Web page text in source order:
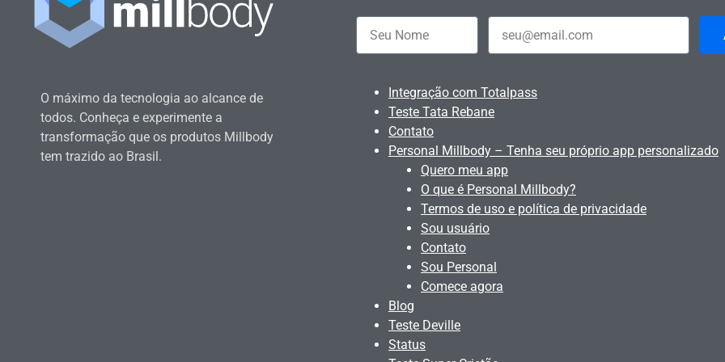
O máximo da tecnologia ao alcance de
todos. Conheça e experimente a
transformação que os produtos Millbody
tem trazido ao Brasil.
Integração com Totalpass
Teste Tata Rebane
Contato
Personal Millbody – Tenha seu próprio app personalizado
Quero meu app
O que é Personal Millbody?
Termos de uso e política de privacidade
Sou usuário
Contato
Sou Personal
Comece agora
Blog
Teste Deville
Status